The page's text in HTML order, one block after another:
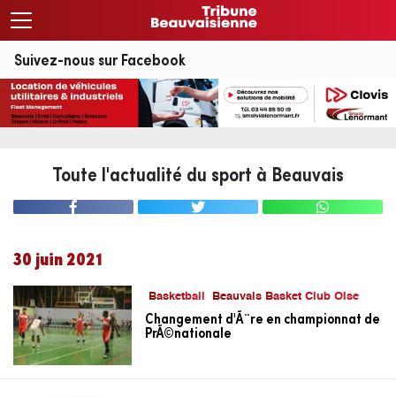
Suivez-nous sur Facebook
Toute l'actualité du sport à Beauvais
30 juin 2021
Basketball Beauvais Basket Club Oise
Changement d'Ã¨re en championnat de
PrÃ©nationale